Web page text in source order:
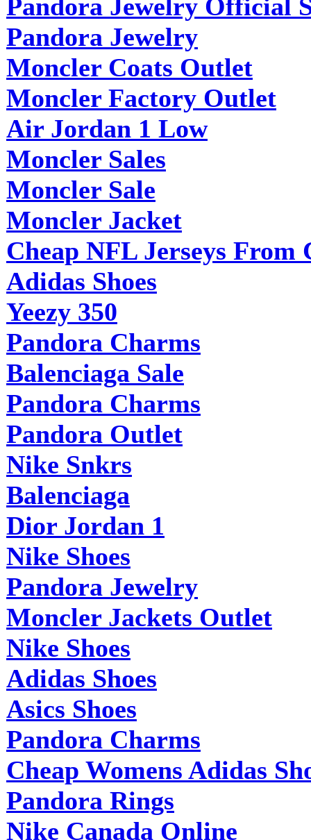
Pandora Jewelry Official
Pandora Jewelry
Moncler Coats Outlet
Moncler Factory Outlet
Air Jordan 1 Low
Moncler Sales
Moncler Sale
Moncler Jacket
Cheap NFL Jerseys From
Adidas Shoes
Yeezy 350
Pandora Charms
Balenciaga Sale
Pandora Charms
Pandora Outlet
Nike Snkrs
Balenciaga
Dior Jordan 1
Nike Shoes
Pandora Jewelry
Moncler Jackets Outlet
Nike Shoes
Adidas Shoes
Asics Shoes
Pandora Charms
Cheap Womens Adidas
Pandora Rings
Nike Canada Online